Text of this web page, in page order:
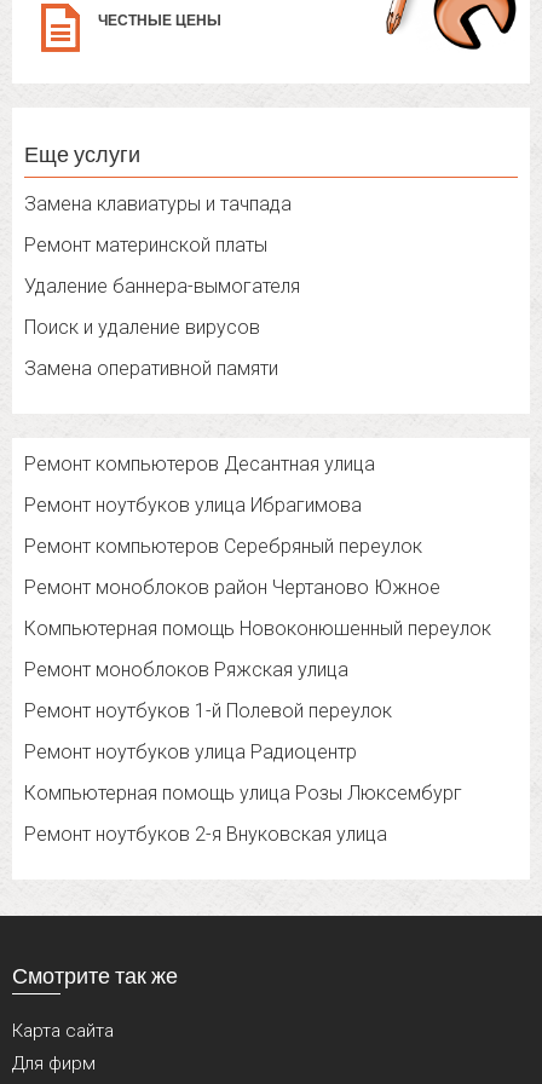
ЧЕСТНЫЕ ЦЕНЫ
Еще услуги
Замена клавиатуры и тачпада
Ремонт материнской платы
Удаление баннера-вымогателя
Поиск и удаление вирусов
Замена оперативной памяти
Ремонт компьютеров Десантная улица
Ремонт ноутбуков улица Ибрагимова
Ремонт компьютеров Серебряный переулок
Ремонт моноблоков район Чертаново Южное
Компьютерная помощь Новоконюшенный переулок
Ремонт моноблоков Ряжская улица
Ремонт ноутбуков 1-й Полевой переулок
Ремонт ноутбуков улица Радиоцентр
Компьютерная помощь улица Розы Люксембург
Ремонт ноутбуков 2-я Внуковская улица
Смотрите так же
Карта сайта
Для фирм